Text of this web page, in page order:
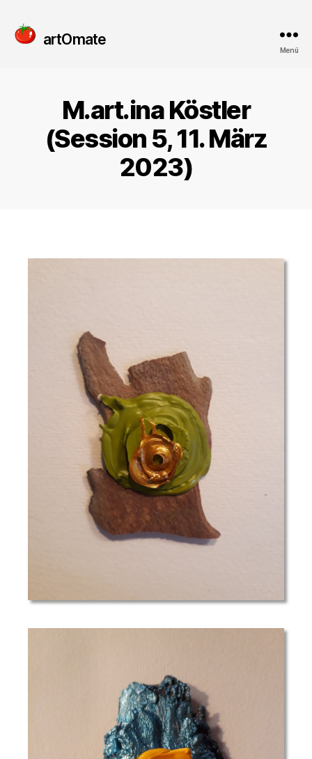
artOmate
Menü
M.art.ina Köstler
(Session 5, 11. März
2023)